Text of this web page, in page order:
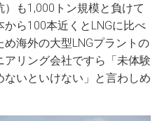
も1,000トン規模と負けて
ら100本近くとLNGに比べ
海外の大型LNGプラントの
リング会社ですら「未体験
いといけない」と言わしめ